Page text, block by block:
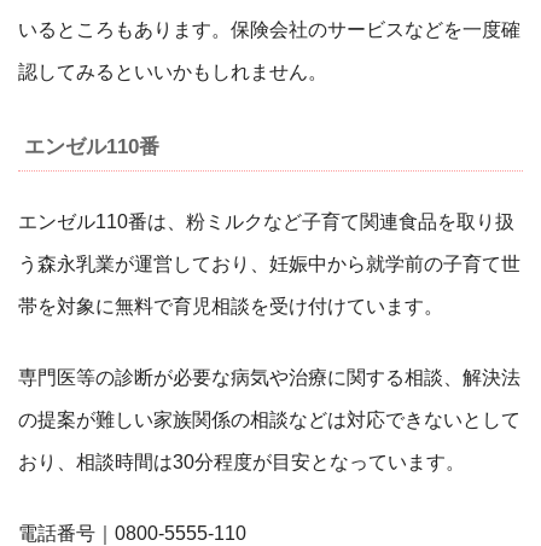
いるところもあります。保険会社のサービスなどを一度確
認してみるといいかもしれません。
エンゼル110番
エンゼル110番は、粉ミルクなど子育て関連食品を取り扱
う森永乳業が運営しており、妊娠中から就学前の子育て世
帯を対象に無料で育児相談を受け付けています。
専門医等の診断が必要な病気や治療に関する相談、解決法
の提案が難しい家族関係の相談などは対応できないとして
おり、相談時間は30分程度が目安となっています。
電話番号｜0800-5555-110